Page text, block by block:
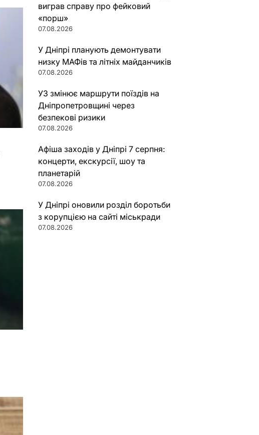
виграв справу про фейковий
«порш»
07.08.2026
У Дніпрі планують демонтувати
низку МАФів та літніх майданчиків
07.08.2026
УЗ змінює маршрути поїздів на
Дніпропетровщині через
безпекові ризики
07.08.2026
Афіша заходів у Дніпрі 7 серпня:
концерти, екскурсії, шоу та
планетарій
07.08.2026
У Дніпрі оновили розділ боротьби
з корупцією на сайті міськради
07.08.2026